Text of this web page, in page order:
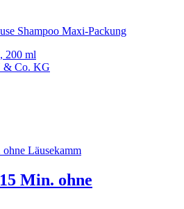
200 ml
& Co. KG
Min. ohne